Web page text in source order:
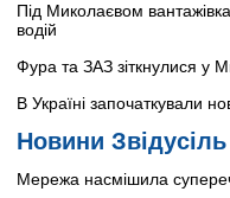
Під Миколаєвом
водій
Фура та ЗАЗ зіткнулися у
В Україні започаткували
Новини Звідусіль
Мережа насмішила